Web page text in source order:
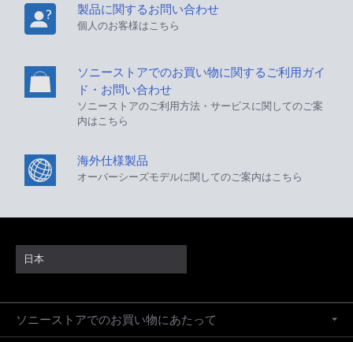
製品に関するお問い合わせ
個人のお客様はこちら
ソニーストアでのお買い物に関するご利用ガイ
ド・お問い合わせ
ソニーストアのご利用方法・サービスに関してのご案
内はこちら
海外仕様製品
オーバーシーズモデルに関してのご案内はこちら
日本
ソニーストアでのお買い物にあたって